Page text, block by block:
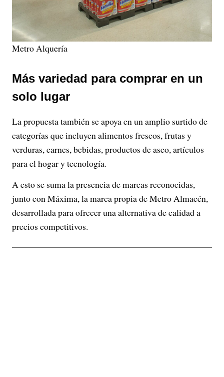
Metro Alquería
Más variedad para comprar en un
solo lugar
La propuesta también se apoya en un amplio surtido de
categorías que incluyen alimentos frescos, frutas y
verduras, carnes, bebidas, productos de aseo, artículos
para el hogar y tecnología.
A esto se suma la presencia de marcas reconocidas,
junto con Máxima, la marca propia de Metro Almacén,
desarrollada para ofrecer una alternativa de calidad a
precios competitivos.